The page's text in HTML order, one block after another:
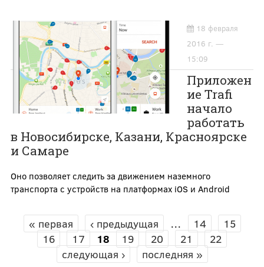
18 февраля
2016 г. —
15:09
Приложен
ие Trafi
начало
работать
в Новосибирске, Казани, Красноярске
и Самаре
Оно позволяет следить за движением наземного
транспорта с устройств на платформах iOS и Android
СТРАНИЦЫ
« первая ‹ предыдущая … 14
15
16
17 18 19 20 21
22
следующая ›
последняя »